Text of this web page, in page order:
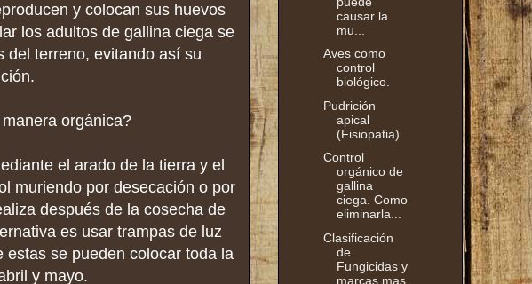
y colocan sus huevos
los adultos de gallina ciega se
del terreno, evitando así su
orgánica?
el arado de la tierra y el
muriendo por desecación o por
después de la cosecha de
es usar trampas de luz
estas se pueden colocar toda la
y mayo.
causar la
mu...
Aves como
control
biológico.
Pudrición
apical
(Fisiopatia)
Control
orgánico de
gallina
ciega. Como
eliminarla...
Clasificación
de
Fungicidas y
marcas mas